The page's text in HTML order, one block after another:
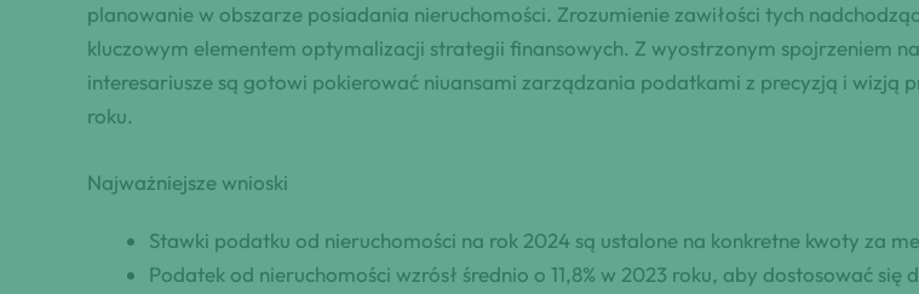
planowanie w obszarze posiadania nieruchomości. Zrozumienie zawiłości tych
kluczowym elementem optymalizacji strategii finansowych. Z wyostrzonym spojrzeniem
interesariusze są gotowi pokierować niuansami zarządzania podatkami z precyzją i wizją
roku.
Najważniejsze wnioski
Stawki podatku od nieruchomości na rok 2024 są ustalone na konkretne kwoty za
Podatek od nieruchomości wzrósł średnio o 11,8% w 2023 roku, aby dostosować się